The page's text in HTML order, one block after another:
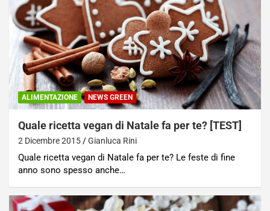
ALIMENTAZIONE NEWS GREEN
Quale ricetta vegan di Natale fa per te? [TEST]
2 Dicembre 2015 Gianluca Rini
Quale ricetta vegan di Natale fa per te? Le feste di fine
anno sono spesso anche…